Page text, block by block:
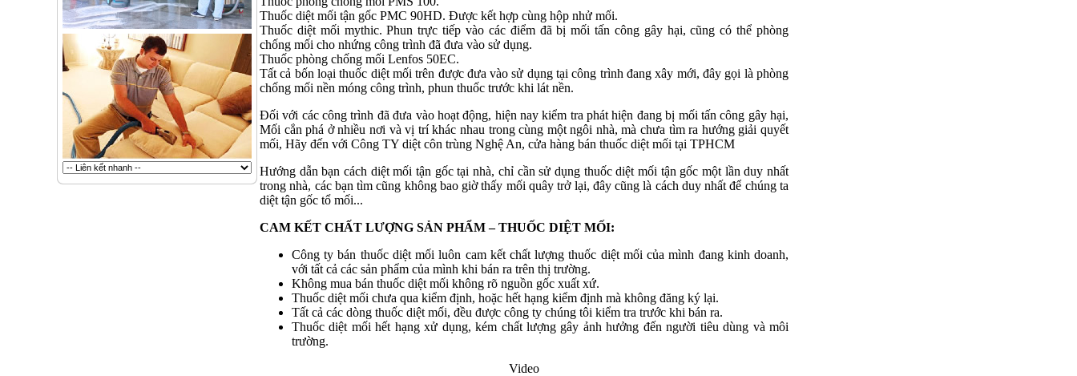
Thuốc diệt mối tận gốc PMC 90HD. Được kết hợp cùng hộp nhử mối.
Thuốc diệt mối mythic. Phun trực tiếp vào các điểm đã bị mối tấn công gây hại, cũng có thể phòng
chống mối cho nhứng công trình đã đưa vào sử dụng.
Thuốc phòng chống mối Lenfos 50EC.
Tất cả bốn loại thuốc diệt mối trên được đưa vào sử dụng tại công trình đang xây mới, đây gọi là phòng
chống mối nền móng công trình, phun thuốc trước khi lát nền.
Đối với các công trình đã đưa vào hoạt động, hiện nay kiểm tra phát hiện đang bị mối tấn công gây hại,
Mối cắn phá ở nhiều nơi và vị trí khác nhau trong cùng một ngôi nhà, mà chưa tìm ra hướng giải quyết
mối, Hãy đến với Công TY diệt côn trùng Nghệ An, cửa hàng bán thuốc diệt mối tại TPHCM
Hướng dẫn bạn cách diệt mối tận gốc tại nhà, chỉ cần sử dụng thuốc diệt mối tận gốc một lần duy nhất
trong nhà, các bạn tìm cũng không bao giờ thấy mối quây trở lại, đây cũng là cách duy nhất để chúng ta
diệt tận gốc tổ mối...
CAM KẾT CHẤT LƯỢNG SẢN PHẨM – THUỐC DIỆT MỐI:
Công ty bán thuốc diệt mối luôn cam kết chất lượng thuốc diệt mối của mình đang kinh doanh,
với tất cả các sản phẩm của mình khi bán ra trên thị trường.
Không mua bán thuốc diệt mối không rõ nguồn gốc xuất xứ.
Thuốc diệt mối chưa qua kiểm định, hoặc hết hạng kiểm định mà không đăng ký lại.
Tất cả các dòng thuốc diệt mối, đều được công ty chúng tôi kiểm tra trước khi bán ra.
Thuốc diệt mối hết hạng xử dụng, kém chất lượng gây ảnh hưởng đến người tiêu dùng và môi
trường.
Video